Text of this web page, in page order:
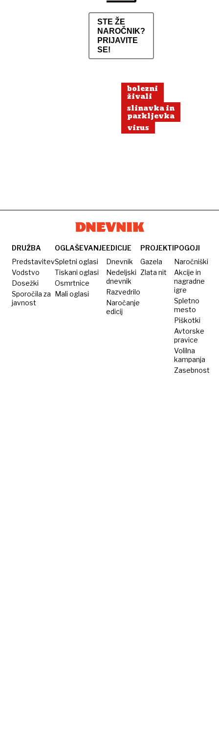
STE ŽE
NAROČNIK?
PRIJAVITE
SE!
bolezni
živali
slinavka in
parkljevka
virus
DRUŽBA
Predstavitev
Vodstvo
Dosežki
Sporočila za
javnost
OGLAŠEVANJE
Spletni oglasi
Tiskani oglasi
Osmrtnice
Mali oglasi
EDICIJE
Dnevnik
Nedeljski
dnevnik
Razvedrilo
Naročanje
edicij
PROJEKTI
Gazela
Zlata nit
POGOJI
Naročniški
Akcije in
nagradne
igre
Spletno
mesto
Piškotki
Avtorske
pravice
Volilna
kampanja
Zasebnost